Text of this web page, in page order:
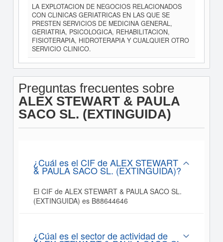
LA EXPLOTACION DE NEGOCIOS RELACIONADOS
CON CLINICAS GERIATRICAS EN LAS QUE SE
PRESTEN SERVICIOS DE MEDICINA GENERAL,
GERIATRIA, PSICOLOGICA, REHABILITACION,
FISIOTERAPIA, HIDROTERAPIA Y CUALQUIER OTRO
SERVICIO CLINICO.
Preguntas frecuentes sobre
ALEX STEWART & PAULA
SACO SL. (EXTINGUIDA)
¿Cuál es el CIF de ALEX STEWART
& PAULA SACO SL. (EXTINGUIDA)?
El CIF de ALEX STEWART & PAULA SACO SL.
(EXTINGUIDA) es B88644646
¿Cúal es el sector de actividad de